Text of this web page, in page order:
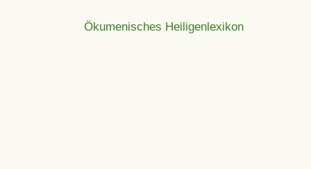
Ökumenisches Heiligenlexikon